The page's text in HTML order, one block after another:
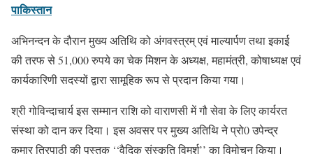
पाकिस्तान
अभिनन्दन के दौरान मुख्य अतिथि को अंगवस्त्रम् एवं माल्यार्पण तथा इकाई
की तरफ से 51,000 रुपये का चेक मिशन के अध्यक्ष, महामंत्री, कोषाध्यक्ष एवं
कार्यकारिणी सदस्यों द्वारा सामूहिक रूप से प्रदान किया गया।
श्री गोविन्दाचार्य इस सम्मान राशि को वाराणसी में गौ सेवा के लिए कार्यरत
संस्था को दान कर दिया। इस अवसर पर मुख्य अतिथि ने प्रो0 उपेन्द्र
कुमार त्रिपाठी की पुस्तक ‘‘वैदिक संस्कृति विमर्श’’ का विमोचन किया।